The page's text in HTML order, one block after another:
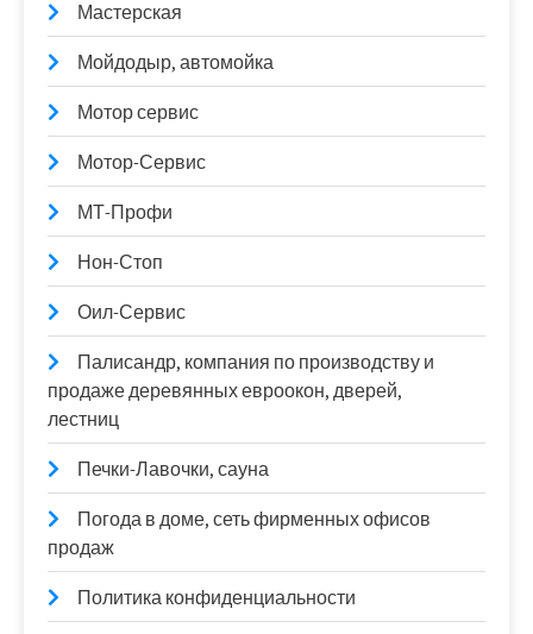
Мастерская
Мойдодыр, автомойка
Мотор сервис
Мотор-Сервис
МТ-Профи
Нон-Стоп
Оил-Сервис
Палисандр, компания по производству и
продаже деревянных евроокон, дверей,
лестниц
Печки-Лавочки, сауна
Погода в доме, сеть фирменных офисов
продаж
Политика конфиденциальности